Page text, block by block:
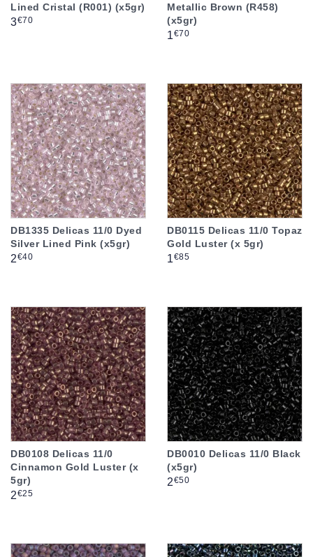
Lined Cristal (R001) (x5gr)
Prix
3€70
Metallic Brown (R458)
(x5gr)
Prix
1€70
DB1335 Delicas 11/0 Dyed
Silver Lined Pink (x5gr)
Prix
2€40
DB0115 Delicas 11/0 Topaz
Gold Luster (x 5gr)
Prix
1€85
DB0108 Delicas 11/0
Cinnamon Gold Luster (x
5gr)
Prix
2€25
DB0010 Delicas 11/0 Black
(x5gr)
Prix
2€50